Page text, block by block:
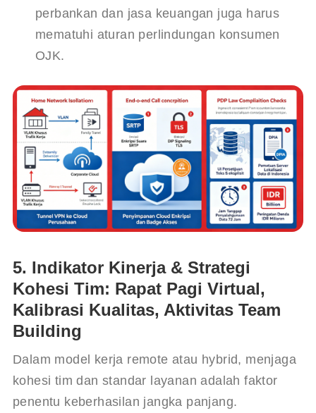
perbankan dan jasa keuangan juga harus
mematuhi aturan perlindungan konsumen
OJK.
5. Indikator Kinerja & Strategi
Kohesi Tim: Rapat Pagi Virtual,
Kalibrasi Kualitas, Aktivitas Team
Building
Dalam model kerja remote atau hybrid, menjaga
kohesi tim dan standar layanan adalah faktor
penentu keberhasilan jangka panjang.